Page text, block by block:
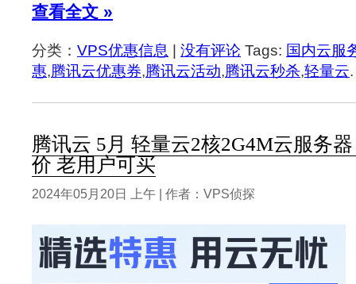
查看全文 »
分类： VPS优惠信息 没有评论 Tags: 国内云服
惠,腾讯云优惠券,腾讯云活动,腾讯云秒杀,轻量云.
腾讯云 5月 轻量云2核2G4M云服务
价 老用户可买
2024年05月20日 上午 | 作者：VPS侦探